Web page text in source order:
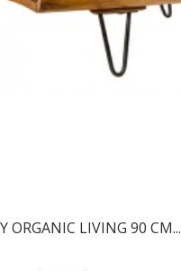
ORGANIC LIVING 90 CM...